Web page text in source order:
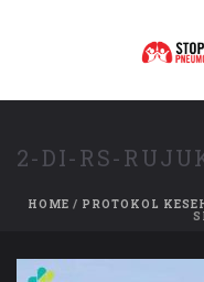
2-DI-RS-
HOME / PROTOKOL